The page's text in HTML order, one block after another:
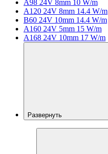
A98 24V 8mm 10 W/m
A120 24V 8mm 14.4 W/m
B60 24V 10mm 14.4 W/m
A160 24V 5mm 15 W/m
A168 24V 10mm 17 W/m
Развернуть